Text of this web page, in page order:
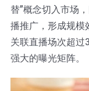
替”概念切入市场
播推广，形成规模
关联直播场次超过
强大的曝光矩阵。